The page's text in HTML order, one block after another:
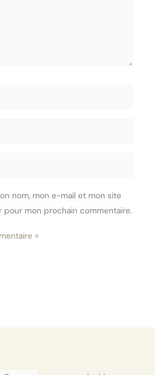
nom, mon e-mail et mon site
pour mon prochain commentaire.